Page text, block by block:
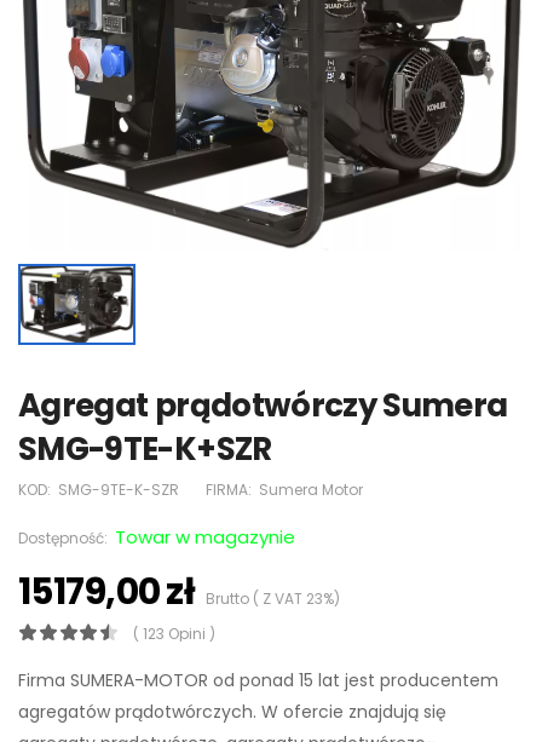
Agregat prądotwórczy Sumera
SMG-9TE-K+SZR
KOD: SMG-9TE-K-SZR FIRMA: Sumera Motor
Dostępność: Towar w magazynie
15179,00 zł Brutto ( Z VAT 23%)
( 123 Opini )
Firma SUMERA-MOTOR od ponad 15 lat jest producentem
agregatów prądotwórczych. W ofercie znajdują się